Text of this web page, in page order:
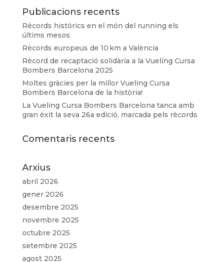
Publicacions recents
Rècords històrics en el món del running els
últims mesos
Rècords europeus de 10 km a València
Rècord de recaptació solidària a la Vueling Cursa
Bombers Barcelona 2025
Moltes gràcies per la millor Vueling Cursa
Bombers Barcelona de la història!
La Vueling Cursa Bombers Barcelona tanca amb
gran èxit la seva 26a edició, marcada pels rècords
Comentaris recents
Arxius
abril 2026
gener 2026
desembre 2025
novembre 2025
octubre 2025
setembre 2025
agost 2025